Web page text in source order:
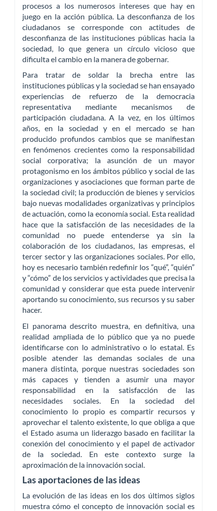
procesos a los numerosos intereses que hay en
juego en la acción pública. La desconfianza de los
ciudadanos se corresponde con actitudes de
desconfianza de las instituciones públicas hacia la
sociedad, lo que genera un círculo vicioso que
dificulta el cambio en la manera de gobernar.
Para tratar de soldar la brecha entre las
instituciones públicas y la sociedad se han ensayado
experiencias de refuerzo de la democracia
representativa mediante mecanismos de
participación ciudadana. A la vez, en los últimos
años, en la sociedad y en el mercado se han
producido profundos cambios que se manifiestan
en fenómenos crecientes como la responsabilidad
social corporativa; la asunción de un mayor
protagonismo en los ámbitos público y social de las
organizaciones y asociaciones que forman parte de
la sociedad civil; la producción de bienes y servicios
bajo nuevas modalidades organizativas y principios
de actuación, como la economía social. Esta realidad
hace que la satisfacción de las necesidades de la
comunidad no puede entenderse ya sin la
colaboración de los ciudadanos, las empresas, el
tercer sector y las organizaciones sociales. Por ello,
hoy es necesario también redefinir los “qué”, “quién”
y “cómo” de los servicios y actividades que precisa la
comunidad y considerar que esta puede intervenir
aportando su conocimiento, sus recursos y su saber
hacer.
El panorama descrito muestra, en definitiva, una
realidad ampliada de lo público que ya no puede
identificarse con lo administrativo o lo estatal. Es
posible atender las demandas sociales de una
manera distinta, porque nuestras sociedades son
más capaces y tienden a asumir una mayor
responsabilidad en la satisfacción de las
necesidades sociales. En la sociedad del
conocimiento lo propio es compartir recursos y
aprovechar el talento existente, lo que obliga a que
el Estado asuma un liderazgo basado en facilitar la
conexión del conocimiento y el papel de activador
de la sociedad. En este contexto surge la
aproximación de la innovación social.
Las aportaciones de las ideas
La evolución de las ideas en los dos últimos siglos
muestra cómo el concepto de innovación social es